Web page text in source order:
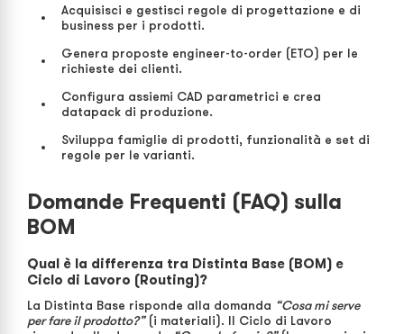
Acquisisci e gestisci regole di progettazione e di
business per i prodotti.
Genera proposte engineer-to-order (ETO) per le
richieste dei clienti.
Configura assiemi CAD parametrici e crea
datapack di produzione.
Sviluppa famiglie di prodotti, funzionalità e set di
regole per le varianti.
Domande Frequenti (FAQ) sulla
BOM
Qual è la differenza tra Distinta Base (BOM) e
Ciclo di Lavoro (Routing)?
La Distinta Base risponde alla domanda “Cosa mi serve
per fare il prodotto?”(i materiali). Il Ciclo di Lavoro